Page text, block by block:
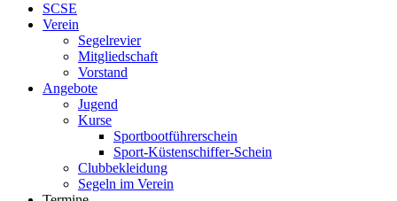
SCSE
Verein
Segelrevier
Mitgliedschaft
Vorstand
Angebote
Jugend
Kurse
Sportbootführerschein
Sport-Küstenschiffer-Schein
Clubbekleidung
Segeln im Verein